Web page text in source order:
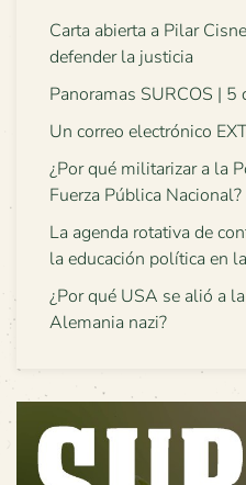
Carta abierta a Pilar
defender la justicia
Panoramas SURCOS |
Un correo electrónico
¿Por qué militarizar a la
Fuerza Pública Nacional?
La agenda rotativa de
la educación política en
¿Por qué USA se alió a
Alemania nazi?